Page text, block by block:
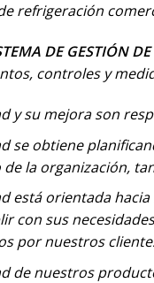
refrigeración
DE GESTIÓN
controles y
y su mejora son
se obtiene
la organización,
está orientada
con sus
por nuestros
de nuestros